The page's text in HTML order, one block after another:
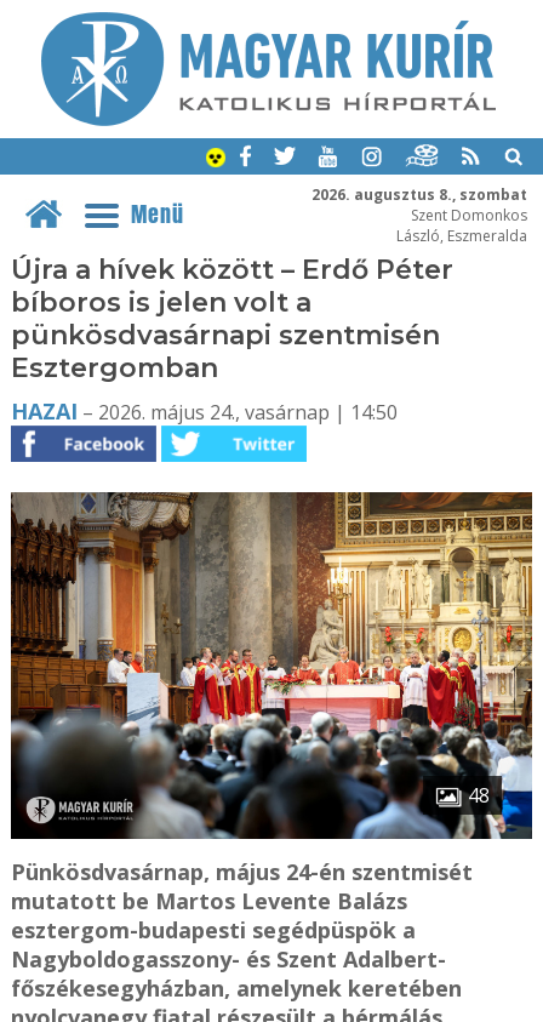
2026. augusztus 8., szombat
Szent Domonkos
László, Eszmeralda
Menü
Újra a hívek között – Erdő Péter
bíboros is jelen volt a
pünkösdvasárnapi szentmisén
Esztergomban
HAZAI – 2026. május 24., vasárnap | 14:50
48
Pünkösdvasárnap, május 24-én szentmisét
mutatott be Martos Levente Balázs
esztergom-budapesti segédpüspök a
Nagyboldogasszony- és Szent Adalbert-
főszékesegyházban, amelynek keretében